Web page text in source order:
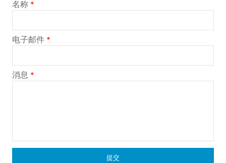
名称 *
电子邮件 *
消息 *
提交